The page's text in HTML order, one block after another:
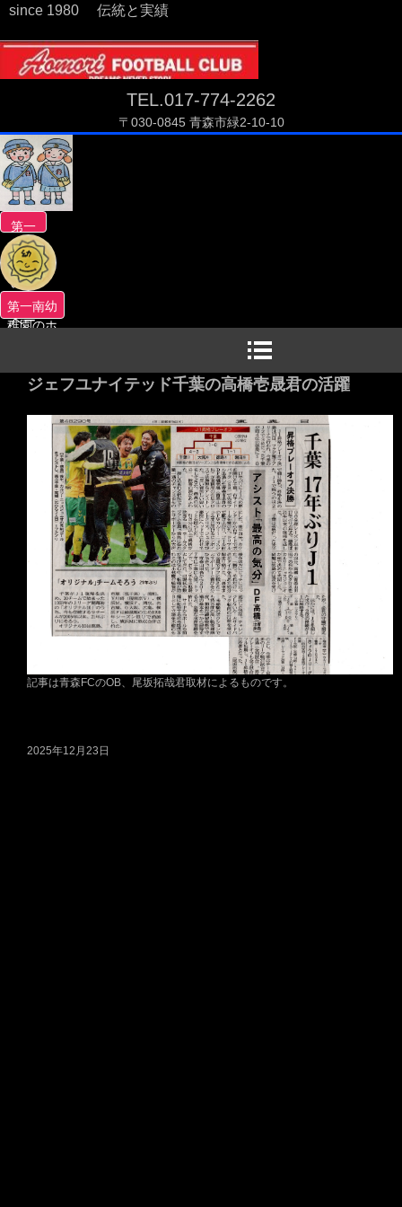
since 1980 伝統と実績
TEL.017-774-2262
〒030-0845 青森市緑2-10-10
第一
南幼
稚園
のホ
ーム
ペー
第一南幼
稚園のホ
ジェフユナイテッド千葉の高橋壱晟君の活躍
記事は青森FCのOB、尾坂拓哉君取材によるものです。
2025年12月23日